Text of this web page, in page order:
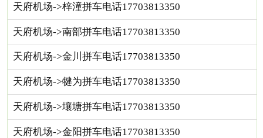
天府机场->梓潼拼车电话17703813350
天府机场->南部拼车电话17703813350
天府机场->金川拼车电话17703813350
天府机场->犍为拼车电话17703813350
天府机场->壤塘拼车电话17703813350
天府机场->金阳拼车电话17703813350